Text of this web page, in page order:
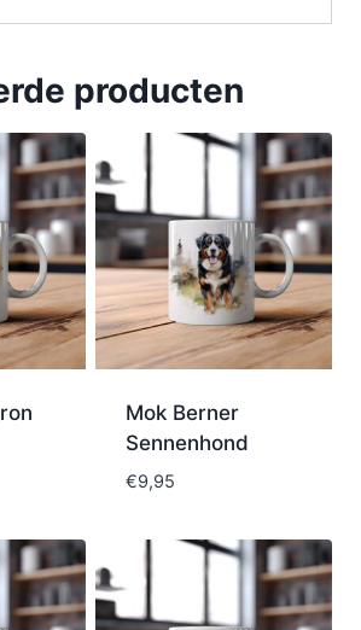
producten
Mok Berner
Sennenhond
€9,95